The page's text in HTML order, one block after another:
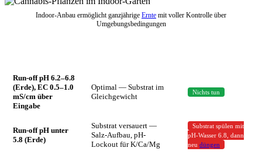
Indoor-Anbau ermöglicht ganzjährige Ernte mit voller Kontrolle über
Umgebungsbedingungen
Run-off pH 6.2–6.8
(Erde), EC 0.5–1.0
mS/cm über
Eingabe
Optimal — Substrat im
Gleichgewicht
Nichts tun
Run-off pH unter
5.8 (Erde)
Substrat versauert —
Salz-Aufbau, pH-
Lockout für K/Ca/Mg
Substrat spülen mit
pH-Wasser 6.8, dann
neu düngen